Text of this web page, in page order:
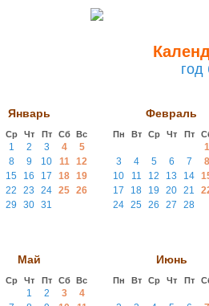
Январь
Ср Чт Пт Сб Вс
1 2 3 4
5
8 9 10 11
12
15 16 17 18 19
22 23 24 25 26
29 30 31
Февраль
Пн Вт Ср Чт Пт
1
3
4 5 6 7
8
10
11 12 13 14
17
18 19 20 21
24 25 26 27 28
Май
Ср Чт Пт Сб Вс
1 2 3
4
Июнь
Пн Вт Ср Чт Пт